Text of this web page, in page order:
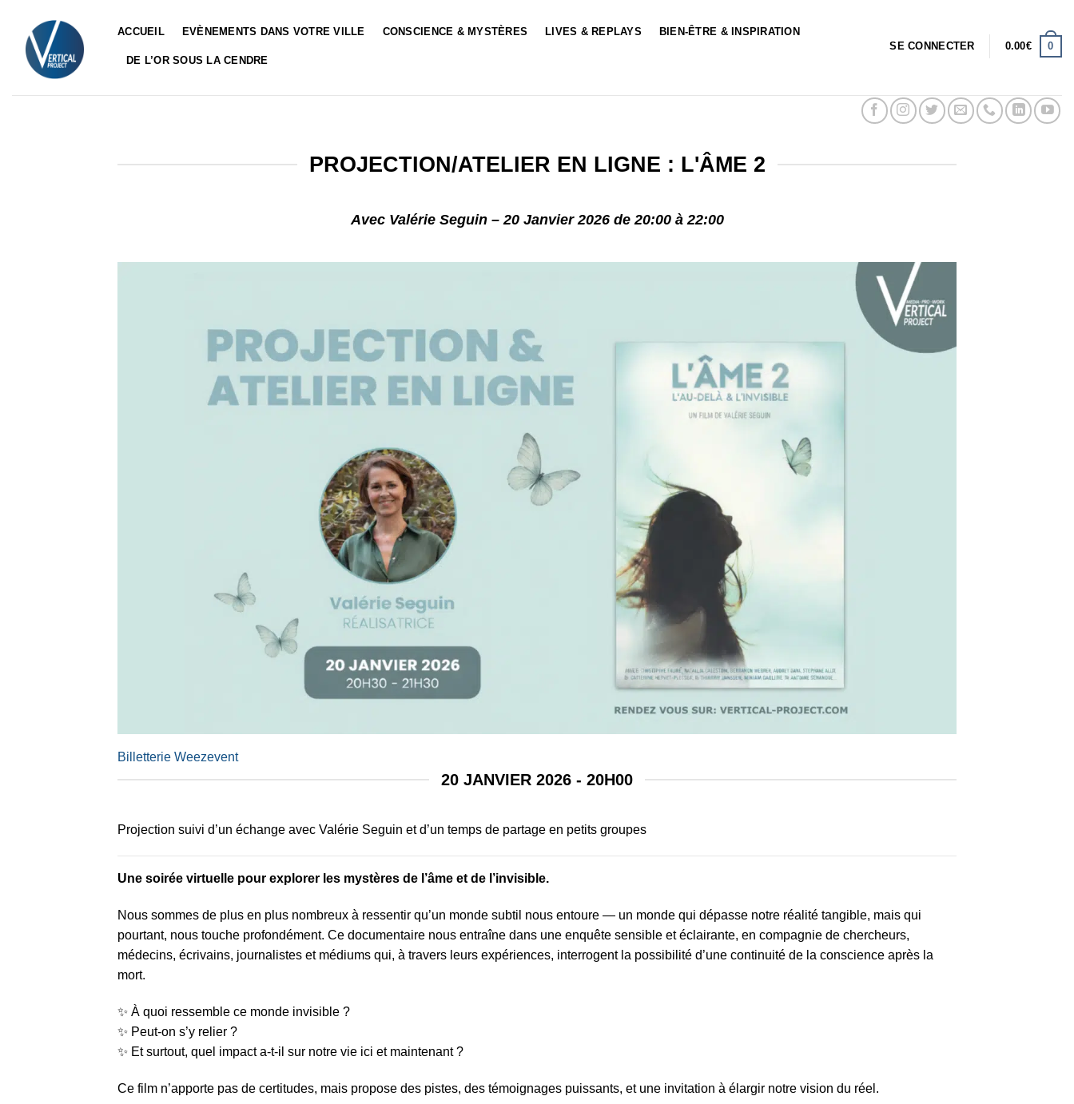
contenu
ACCUEIL EVÈNEMENTS DANS VOTRE VILLE CONSCIENCE & MYSTÈRES LIVES & REPLAYS BIEN-ÊTRE & INSPIRATION
DE L’OR SOUS LA CENDRE
SE CONNECTER 0.00€ 0
PROJECTION/ATELIER EN LIGNE : L'ÂME 2
Avec Valérie Seguin – 20 Janvier 2026 de 20:00 à 22:00
Billetterie Weezevent
20 JANVIER 2026 - 20H00
Projection suivi d’un échange avec Valérie Seguin et d’un temps de partage en petits groupes
Une soirée virtuelle pour explorer les mystères de l’âme et de l’invisible.
Nous sommes de plus en plus nombreux à ressentir qu’un monde subtil nous entoure — un monde qui dépasse notre réalité tangible, mais qui
pourtant, nous touche profondément. Ce documentaire nous entraîne dans une enquête sensible et éclairante, en compagnie de chercheurs,
médecins, écrivains, journalistes et médiums qui, à travers leurs expériences, interrogent la possibilité d’une continuité de la conscience après la
mort.
✨ À quoi ressemble ce monde invisible ?
✨ Peut-on s’y relier ?
✨ Et surtout, quel impact a-t-il sur notre vie ici et maintenant ?
Ce film n’apporte pas de certitudes, mais propose des pistes, des témoignages puissants, et une invitation à élargir notre vision du réel.